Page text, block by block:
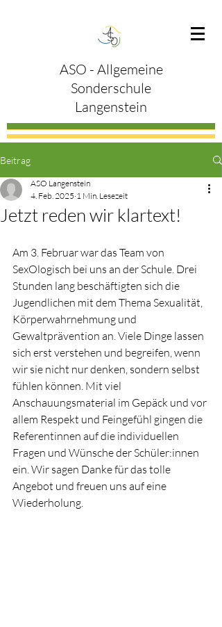
ASO - Allgemeine
Sonderschule
Langenstein
Beitrag
Jetzt reden wir klartext!
ASO Langenstein
4. Feb. 2025 1 Min. Lesezeit
Am 3. Februar war das Team von
SexOlogisch bei uns an der Schule. Drei
Stunden lang beschäftigten sich die
Jugendlichen mit dem Thema Sexualität,
Körperwahrnehmung und
Gewaltprävention an. Viele Dinge lassen
sich erst verstehen und begreifen, wenn
wir sie nicht nur denken, sondern selbst
fühlen können. Mit viel
Anschauungsmaterial im Gepäck und vor
allem Respekt und Feingefühl gingen die
Referentinnen auf die individuellen
Fragen und Wünsche der Schüler:innen
ein. Wir sagen Danke für das tolle
Angebot und freuen uns auf eine
Wiederholung.